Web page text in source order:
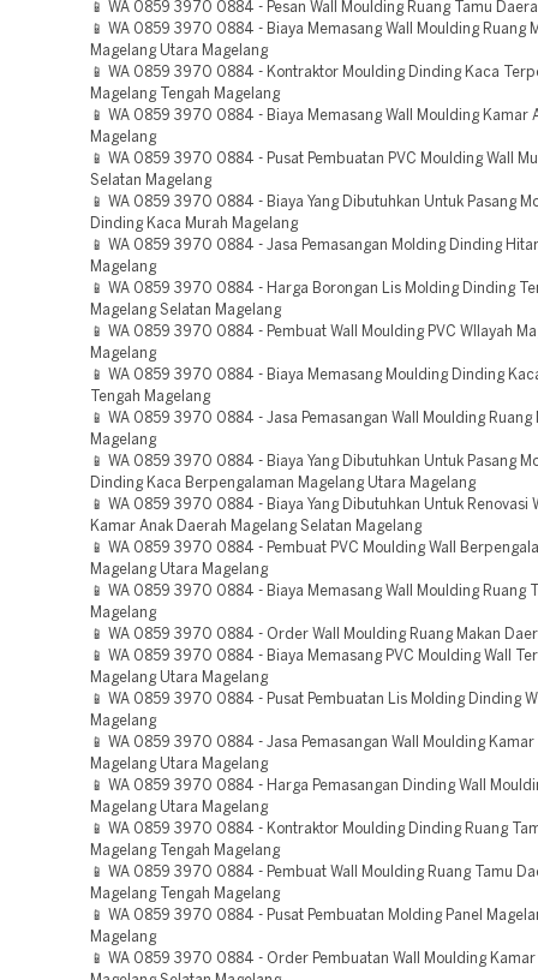
📱 WA 0859 3970 0884 - Pesan Wall Moulding Ruang Tamu
📱 WA 0859 3970 0884 - Biaya Memasang Wall Moulding Ruang
Magelang Utara Magelang
📱 WA 0859 3970 0884 - Kontraktor Moulding Dinding Kaca
Magelang Tengah Magelang
📱 WA 0859 3970 0884 - Biaya Memasang Wall Moulding Kamar
Magelang
📱 WA 0859 3970 0884 - Pusat Pembuatan PVC Moulding Wall
Selatan Magelang
📱 WA 0859 3970 0884 - Biaya Yang Dibutuhkan Untuk Pasang
Dinding Kaca Murah Magelang
📱 WA 0859 3970 0884 - Jasa Pemasangan Molding Dinding
Magelang
📱 WA 0859 3970 0884 - Harga Borongan Lis Molding Dinding
Magelang Selatan Magelang
📱 WA 0859 3970 0884 - Pembuat Wall Moulding PVC WIlayah
Magelang
📱 WA 0859 3970 0884 - Biaya Memasang Moulding Dinding
Tengah Magelang
📱 WA 0859 3970 0884 - Jasa Pemasangan Wall Moulding Ruang
Magelang
📱 WA 0859 3970 0884 - Biaya Yang Dibutuhkan Untuk Pasang
Dinding Kaca Berpengalaman Magelang Utara Magelang
📱 WA 0859 3970 0884 - Biaya Yang Dibutuhkan Untuk Renovasi
Kamar Anak Daerah Magelang Selatan Magelang
📱 WA 0859 3970 0884 - Pembuat PVC Moulding Wall
Magelang Utara Magelang
📱 WA 0859 3970 0884 - Biaya Memasang Wall Moulding Ruang
Magelang
📱 WA 0859 3970 0884 - Order Wall Moulding Ruang Makan
📱 WA 0859 3970 0884 - Biaya Memasang PVC Moulding Wall
Magelang Utara Magelang
📱 WA 0859 3970 0884 - Pusat Pembuatan Lis Molding Dinding
Magelang
📱 WA 0859 3970 0884 - Jasa Pemasangan Wall Moulding Kamar
Magelang Utara Magelang
📱 WA 0859 3970 0884 - Harga Pemasangan Dinding Wall
Magelang Utara Magelang
📱 WA 0859 3970 0884 - Kontraktor Moulding Dinding Ruang
Magelang Tengah Magelang
📱 WA 0859 3970 0884 - Pembuat Wall Moulding Ruang Tamu
Magelang Tengah Magelang
📱 WA 0859 3970 0884 - Pusat Pembuatan Molding Panel
Magelang
📱 WA 0859 3970 0884 - Order Pembuatan Wall Moulding